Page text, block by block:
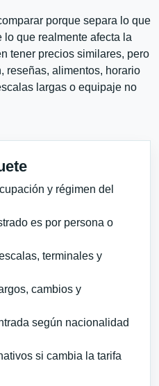
porque separa lo que
que realmente afecta la
tener precios similares, pero
reseñas, alimentos, horario
largas o equipaje no
y régimen del
es por persona o
terminales y
cambios y
según nacionalidad
si cambia la tarifa